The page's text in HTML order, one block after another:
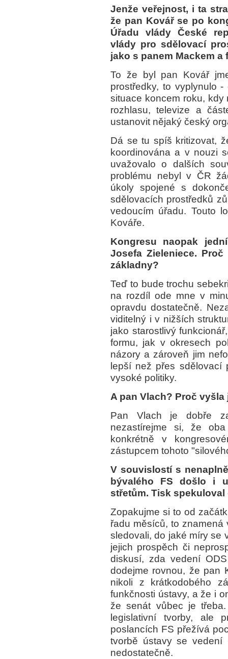
Jenže veřejnost, i ta
že pan Kovář se po
Úřadu vlády České
vlády pro sdělovací
jako s panem Mackem
To že byl pan Kovář
prostředky, to vyplynulo
situace koncem roku,
rozhlasu, televize a
ustanovit nějaký český
Dá se tu spíš kritizovat,
koordinována a v nouzi
uvažovalo o dalších
problému nebyl v ČR
úkoly spojené s
sdělovacích prostředků
vedoucím úřadu. Touto
Kováře.
Kongresu naopak
Josefa Zieleniece.
základny?
Teď to bude trochu
na rozdíl ode mne v
opravdu dostatečně.
viditelný i v nižších
jako starostlivý
formu, jak v okresech
názory a zároveň jim
lepší než přes sdělovací
vysoké politiky.
A pan Vlach? Proč
Pan Vlach je dobře
nezastírejme si, že
konkrétně v
zástupcem tohoto
V souvislostí s
bývalého FS došlo i
střetům. Tisk
Zopakujme si to od
řadu měsíců, to
sledovali, do jaké míry se
jejich prospěch či
diskusí, zda vedení
dodejme rovnou, že pan
nikoli z krátkodobého
funkčnosti ústavy, a že i
že senát vůbec je
legislativní tvorby, ale
poslancích FS přežívá
tvorbě ústavy se
nedostatečně.